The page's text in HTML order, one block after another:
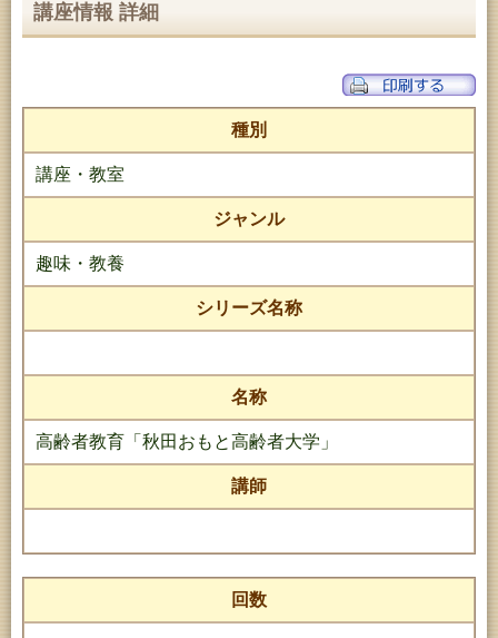
講座情報 詳細
種別
講座・教室
ジャンル
趣味・教養
シリーズ名称
名称
高齢者教育「秋田おもと高齢者大学」
講師
回数